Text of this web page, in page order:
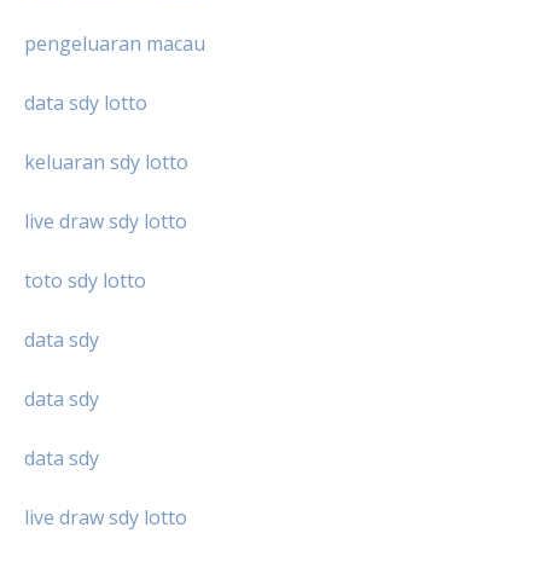
pengeluaran macau
data sdy lotto
keluaran sdy lotto
live draw sdy lotto
toto sdy lotto
data sdy
data sdy
data sdy
live draw sdy lotto